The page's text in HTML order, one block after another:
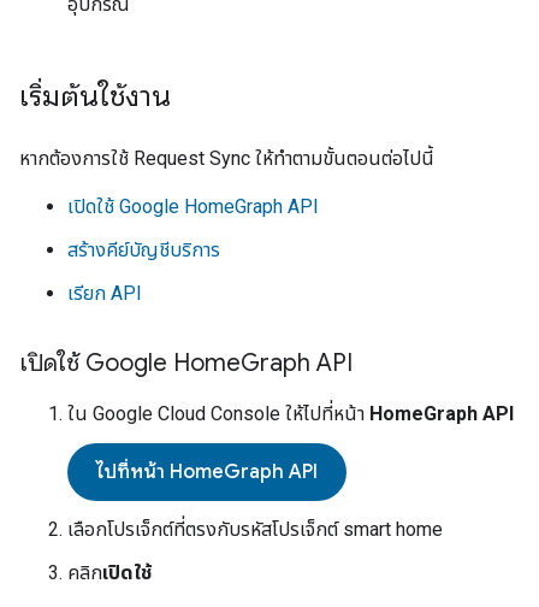
เริ่มต้นใช้งาน
หากต้องการใช้ Request Sync ให้ทำตามขั้นตอนต่อไปนี้
เปิดใช้ Google HomeGraph API
สร้างคีย์บัญชีบริการ
เรียก API
เปิดใช้ Google HomeGraph API
ใน Google Cloud Console ให้ไปที่หน้า HomeGraph API
ไปที่หน้า HomeGraph API
เลือกโปรเจ็กต์ที่ตรงกับรหัสโปรเจ็กต์ smart home
คลิกเปิดใช้